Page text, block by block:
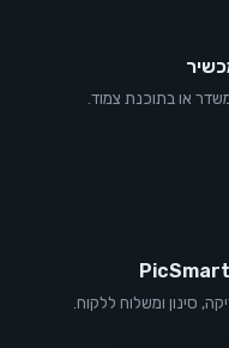
או בתוכנת צמוד.
סינון ומשלוח ללקוח.